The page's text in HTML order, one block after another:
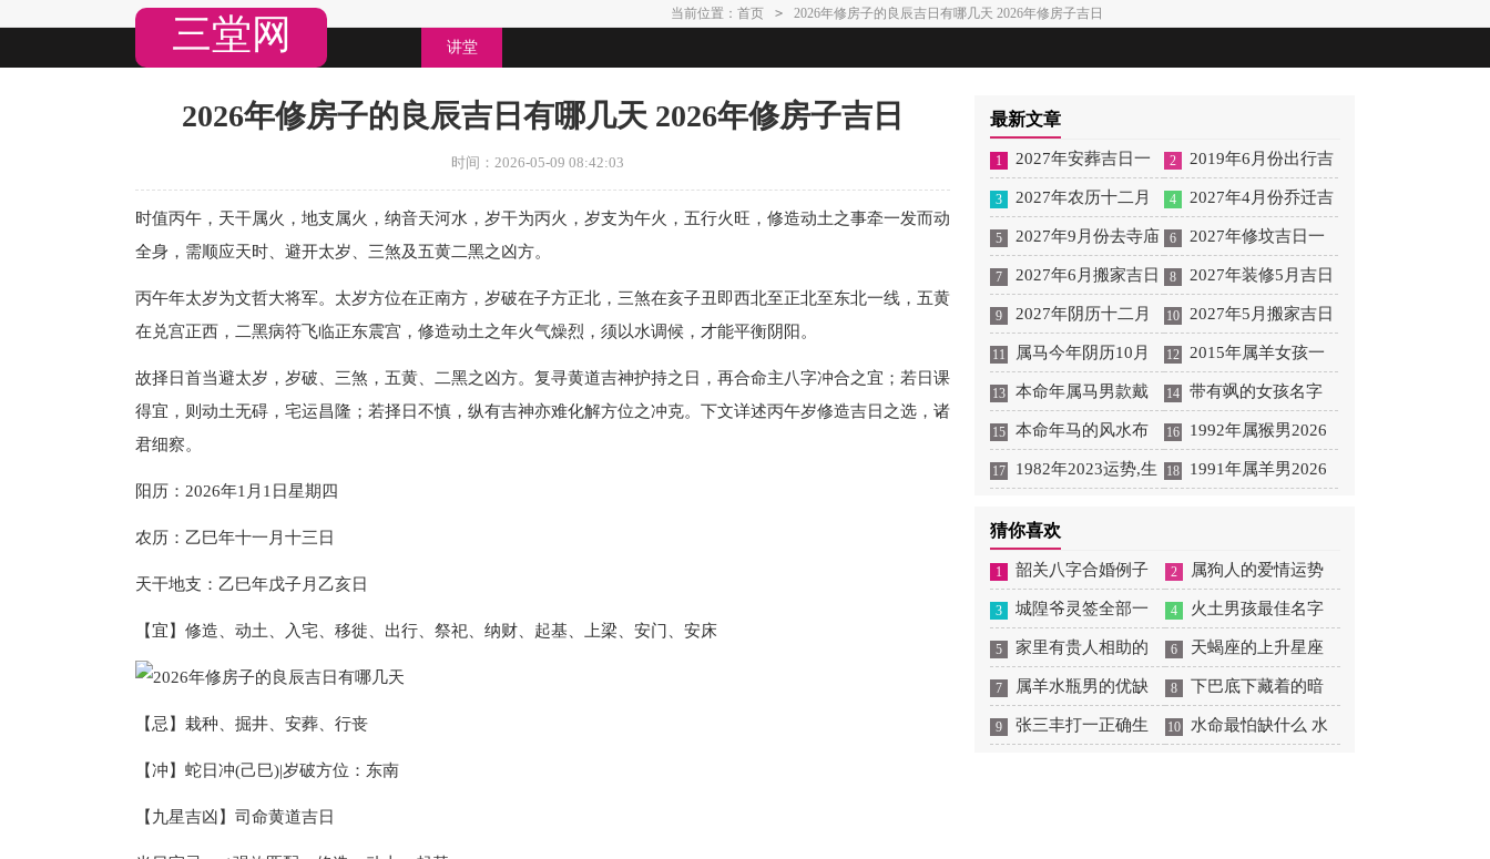
三堂网 讲堂
当前位置： 首页 > 2026年修房子的良辰吉日有哪几天 2026年修房子吉日
2026年修房子的良辰吉日有哪几天 2026年修房子吉日
时间：2026-05-09 08:42:03
时值丙午，天干属火，地支属火，纳音天河水，岁干为丙火，岁支为午火，五行火旺，修造动土之事牵一发而动
全身，需顺应天时、避开太岁、三煞及五黄二黑之凶方。
丙午年太岁为文哲大将军。太岁方位在正南方，岁破在子方正北，三煞在亥子丑即西北至正北至东北一线，五黄
在兑宫正西，二黑病符飞临正东震宫，修造动土之年火气燥烈，须以水调候，才能平衡阴阳。
故择日首当避太岁，岁破、三煞，五黄、二黑之凶方。复寻黄道吉神护持之日，再合命主八字冲合之宜；若日课
得宜，则动土无碍，宅运昌隆；若择日不慎，纵有吉神亦难化解方位之冲克。下文详述丙午岁修造吉日之选，诸
君细察。
阳历：2026年1月1日星期四
农历：乙巳年十一月十三日
天干地支：乙巳年戊子月乙亥日
【宜】修造、动土、入宅、移徙、出行、祭祀、纳财、起基、上梁、安门、安床
【忌】栽种、掘井、安葬、行丧
【冲】蛇日冲(己巳)|岁破方位：东南
【九星吉凶】司命黄道吉日
最新文章
1 2027年安葬吉日一
览表 2027年12月安葬吉
日一览表
2 2019年6月份出行吉
日 2027年6月出行吉日
一览表
3 2027年农历十二月
安床吉日 2027年正月安
床吉日吉时查询
4 2027年4月份乔迁吉
日一览表 2027年4月乔
迁吉日吉时查询
5 2027年9月份去寺庙
祈福的日子 2027年5月
去寺庙吉日一览表
6 2027年修坟吉日一
览表 2027年农历2月修
坟吉日一览表
7 2027年6月搬家吉日
吉时 2027年农历6月搬
家吉日一览表
8 2027年装修5月吉日
良辰查询表 2027年农历
5月装修吉日一览表
9 2027年阴历十二月
开光吉日 2027年12月开
光吉日一览表
10 2027年5月搬家吉日
的详细解释 2027年5月
搬家吉日吉时查询
11 属马今年阴历10月
结婚好吗 属马还有几年
本命年结婚呢好吗
12 2015年属羊女孩一
生运势 2015年属羊女
2026年健康运好吗
13 本命年属马男款戴
什么财神 本命年属马男
士戴什么好一点
14 带有飒的女孩名字
女孩取名字带飒字有什
么名字好听
15 本命年马的风水布
局 本命年马的佛像怎么
16 1992年属猴男2026
年桃花运 1992年属猴男
17 1982年2023运势,生 18 1991年属羊男2026
猜你喜欢
1 韶关八字合婚例子
多吗 韶关八字测风水
2 属狗人的爱情运势
是什么意思 属狗的人爱
情观
3 城隍爷灵签全部一
百签 城隍爷灵签解签大
全
4 火土男孩最佳名字
火土属性的字男孩名字
有哪些
5 家里有贵人相助的
风水 家里有贵人是什么
意思
6 天蝎座的上升星座
一览表 天蝎座的上升星
座查询
7 属羊水瓶男的优缺
点 属羊水瓶座男生性格
8 下巴底下藏着的暗
痣图解 下巴尖底下有痣
9 张三丰打一正确生 10 水命最怕缺什么 水